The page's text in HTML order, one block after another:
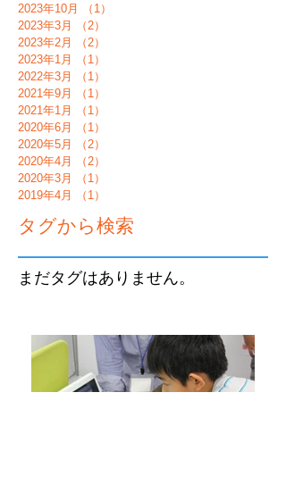
2023年10月
（1）
2023年3月
（2）
2023年2月
（2）
2023年1月
（1）
2022年3月
（1）
2021年9月
（1）
2021年1月
（1）
2020年6月
（1）
2020年5月
（2）
2020年4月
（2）
2020年3月
（1）
2019年4月
（1）
タグから検索
まだタグはありません。